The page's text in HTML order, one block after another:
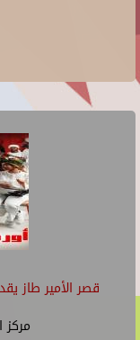
قصر الأمير طاز
مركز